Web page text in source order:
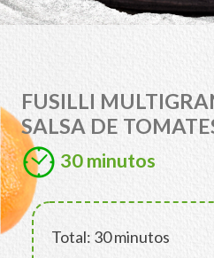
FUSILLI
SALSA DE
30 minutos
Total: 30 minutos